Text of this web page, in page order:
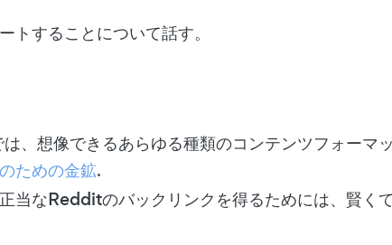
トすることについて話す。
、想像できるあらゆる種類のコンテンツフォーマ
ための金鉱.
当なRedditのバックリンクを得るためには、賢く